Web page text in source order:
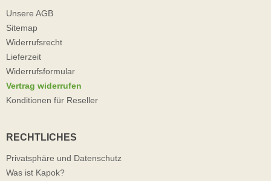
Unsere AGB
Sitemap
Widerrufsrecht
Lieferzeit
Widerrufsformular
Vertrag widerrufen
Konditionen für Reseller
RECHTLICHES
Privatsphäre und Datenschutz
Was ist Kapok?